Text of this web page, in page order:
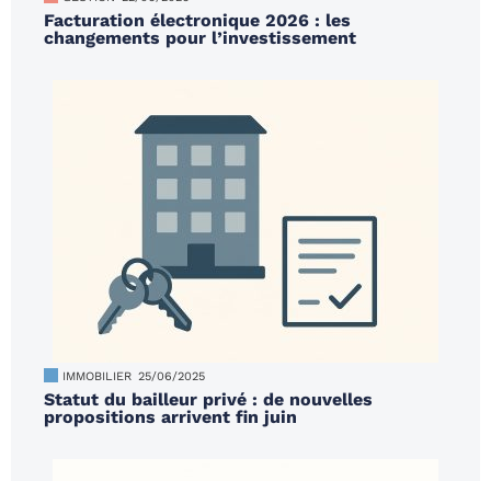
Facturation électronique 2026 : les
changements pour l’investissement
IMMOBILIER 25/06/2025
Statut du bailleur privé : de nouvelles
propositions arrivent fin juin